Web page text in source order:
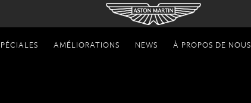
AMÉLIORATIONS NEWS À PROPOS DE NOUS